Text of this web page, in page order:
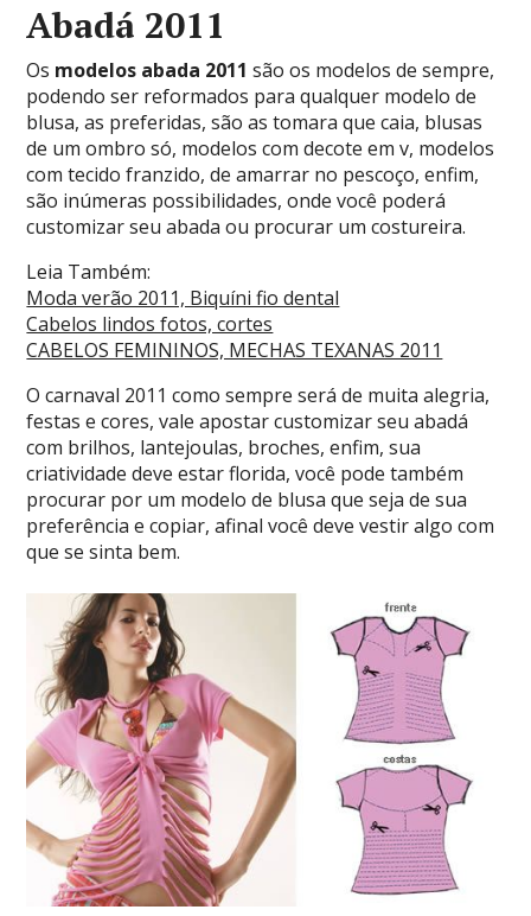
Abadá 2011
Os modelos abada 2011 são os modelos de sempre,
podendo ser reformados para qualquer modelo de
blusa, as preferidas, são as tomara que caia, blusas
de um ombro só, modelos com decote em v, modelos
com tecido franzido, de amarrar no pescoço, enfim,
são inúmeras possibilidades, onde você poderá
customizar seu abada ou procurar um costureira.
Leia Também:
Moda verão 2011, Biquíni fio dental
Cabelos lindos fotos, cortes
CABELOS FEMININOS, MECHAS TEXANAS 2011
O carnaval 2011 como sempre será de muita alegria,
festas e cores, vale apostar customizar seu abadá
com brilhos, lantejoulas, broches, enfim, sua
criatividade deve estar florida, você pode também
procurar por um modelo de blusa que seja de sua
preferência e copiar, afinal você deve vestir algo com
que se sinta bem.